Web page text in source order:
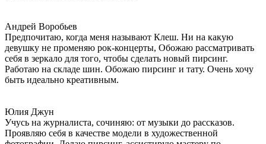
Андрей Воробьев
Предпочитаю, когда меня называют Клеш. Ни на какую
девушку не променяю рок-концерты, Обожаю рассматривать
себя в зеркало для того, чтобы сделать новый пирсинг.
Работаю на складе шин. Обожаю пирсинг и тату. Очень хочу
быть идеально креативным.
Юлия Джун
Учусь на журналиста, сочиняю: от музыки до рассказов.
Проявляю себя в качестве модели в художественной